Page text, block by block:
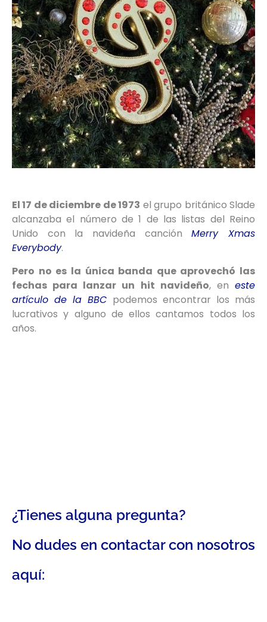
El 17 de diciembre de 1973 el grupo británico Slade
alcanzaba el número de 1 de las listas del Reino
Unido con la navideña canciónMerry Xmas
Everybody.
Pero no es la única banda que aprovechó las
fechas para lanzar un hit navideño, eneste
artículo de la BBC podemos encontrar los más
lucrativos y alguno de ellos cantamos todos los
años.
¿Tienes alguna pregunta?
No dudes en contactar con nosotros
aquí: